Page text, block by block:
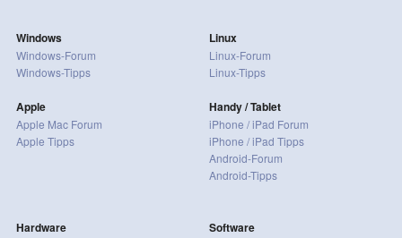
Windows
Windows-Forum
Windows-Tipps
Apple
Apple Mac Forum
Apple Tipps
Linux
Linux-Forum
Linux-Tipps
Handy / Tablet
iPhone / iPad Forum
iPhone / iPad Tipps
Android-Forum
Android-Tipps
Hardware Software